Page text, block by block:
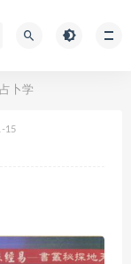
卜学
15